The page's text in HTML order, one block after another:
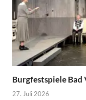
Burgfestspiele Bad
27. Juli 2026